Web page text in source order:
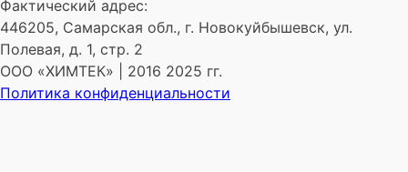
Фактический адрес:
446205, Самарская обл., г. Новокуйбышевск, ул.
Полевая, д. 1, стр. 2
ООО «ХИМТЕК» | 2016 2025 гг.
Политика конфиденциальности